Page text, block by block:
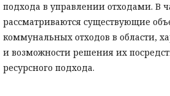
подхода в управлении отходами. В
рассматриваются существующие
коммунальных отходов в области,
и возможности решения их
ресурсного подхода.